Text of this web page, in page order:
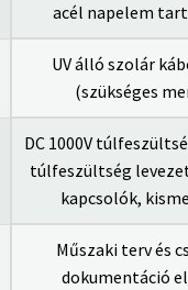
acél napelem
UV álló szolár
(szükséges
DC 1000V
túlfeszültség
kapcsolók,
Műszaki terv és
dokumentáció